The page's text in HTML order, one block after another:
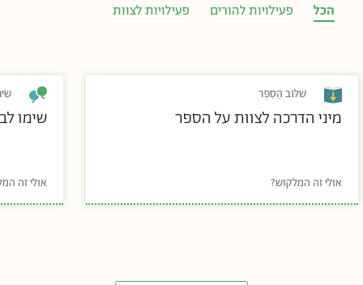
הכל פעילויות להורים פעילויות לצוות
שִׁלּוּב הַסֵּפֶר
מיני הדרכה לצוות על הספר
אולי זה המלקוש?
שימו
אולי זה